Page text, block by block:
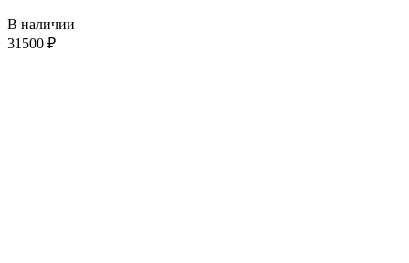
В наличии
31500 ₽